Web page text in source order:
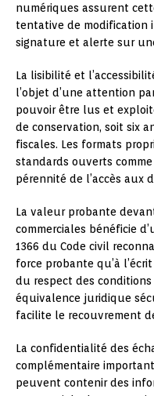
numériques assurent
tentative de modification
signature et alerte sur
La lisibilité et
l’objet d’une attention
pouvoir être lus et
de conservation, soit six
fiscales. Les formats
standards ouverts
pérennité de l’accès aux
La valeur probante
commerciales bénéficie
1366 du Code civil
force probante qu’à
du respect des
équivalence juridique
facilite le recouvrement
La confidentialité des
complémentaire
peuvent contenir des